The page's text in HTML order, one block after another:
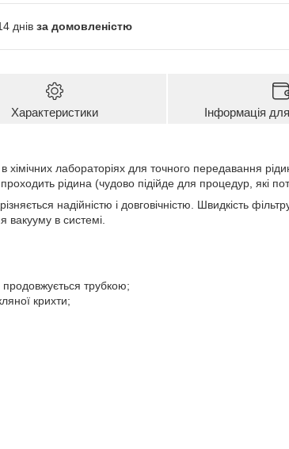
днів за домовленістю
Характеристики Інформація
хімічних лабораторіях для точного передавання
рідина (чудово підійде для процедур, які
надійністю і довговічністю. Швидкість
вакууму в системі.
трубкою;
крихти;